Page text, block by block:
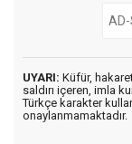
UYARI: Küfür,
saldırı içeren, imla
Türkçe karakter
onaylanmamaktadır.